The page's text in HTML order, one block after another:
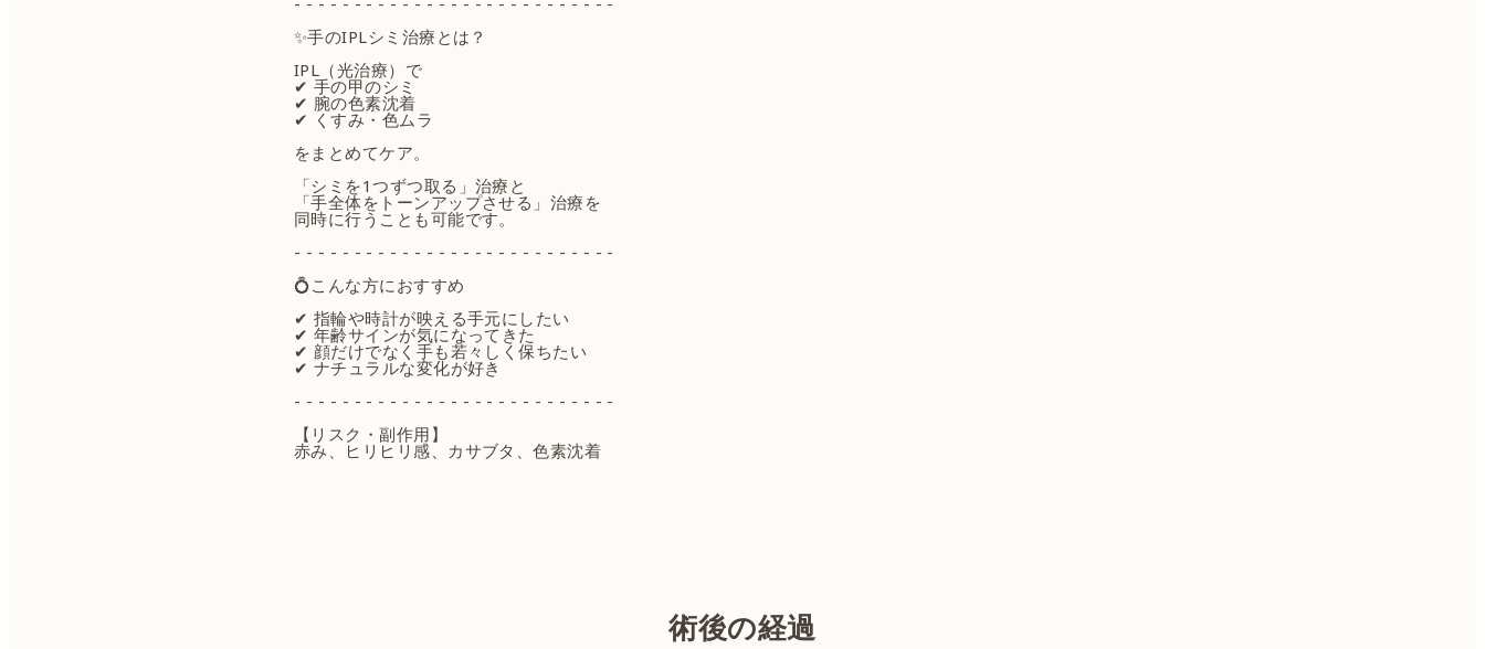
✨手のIPLシミ治療とは？
IPL（光治療）で
✔ 手の甲のシミ
✔ 腕の色素沈着
✔ くすみ・色ムラ
をまとめてケア。
「シミを1つずつ取る」治療と
「手全体をトーンアップさせる」治療を
同時に行うことも可能です。
- - - - - - - - - - - - - - - - - - - - - - - - - - -
💍こんな方におすすめ
✔ 指輪や時計が映える手元にしたい
✔ 年齢サインが気になってきた
✔ 顔だけでなく手も若々しく保ちたい
✔ ナチュラルな変化が好き
- - - - - - - - - - - - - - - - - - - - - - - - - - -
【リスク・副作用】
赤み、ヒリヒリ感、カサブタ、色素沈着
術後の経過